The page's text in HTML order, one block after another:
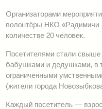
Организаторами
волонтёры НКО
количестве 20 человек.
Посетителями стали свыше
бабушками и дедушками, в
ограниченными
(жители города
Каждый посетитель —